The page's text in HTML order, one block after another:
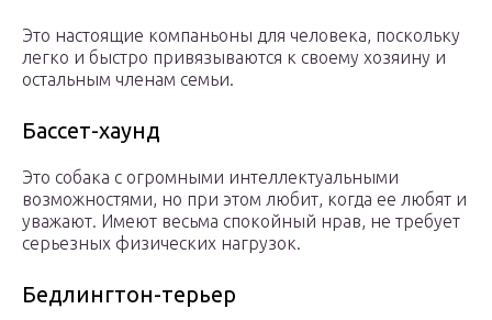
Это настоящие компаньоны для человека, поскольку
легко и быстро привязываются к своему хозяину и
остальным членам семьи.
Бассет-хаунд
Это собака с огромными интеллектуальными
возможностями, но при этом любит, когда ее любят и
уважают. Имеют весьма спокойный нрав, не требует
серьезных физических нагрузок.
Бедлингтон-терьер